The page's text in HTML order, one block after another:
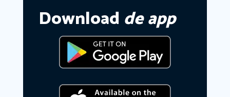
Download de app